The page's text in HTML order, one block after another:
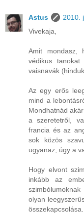
Astus
2010.
Vivekaja,
Amit mondasz,
védikus
vaisnavák
Az egy erős
mind a
Mondhatnád
a szeretetről,
francia és az
sok közös
ugyanaz, úgy a
Hogy elvont
inkább az
olyan
összekapcsolása.